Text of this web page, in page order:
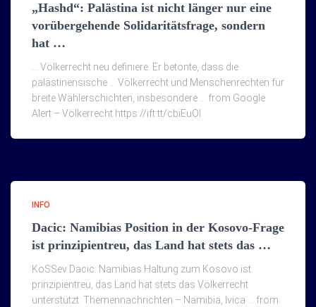
„Hashd“: Palästina ist nicht länger nur eine
vorübergehende Solidaritätsfrage, sondern
hat …
… Völkerrecht neu definiere. Er betonte, dass die
palästinensische … Völkerrecht und Menschenrechten für
breite Wählerschichten, insbesondere … from Google
Alert – Völkerrecht https://ift.tt/cbiEuOI
INFO
Dacic: Namibias Position in der Kosovo-Frage
ist prinzipientreu, das Land hat stets das …
KoSSev Dacic: Namibias Haltung zum Kosovo ist
prinzipientreu, das Land hat stets das Völkerrecht
unterstützt. Themennachrichten – Namibia, Ivica … from